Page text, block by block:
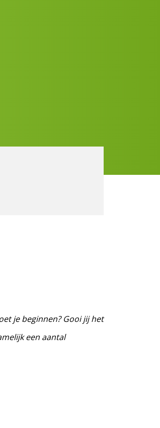
je beginnen? Gooi jij het
een aantal